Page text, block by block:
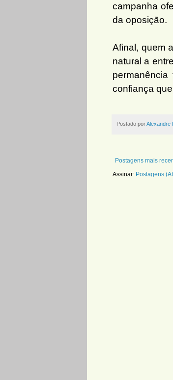
campanha
da oposição.
Afinal, quem
natural a
confiança
Postado porAlexandre
Postagens mais
Assinar: Postagens